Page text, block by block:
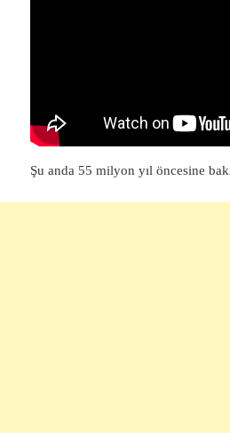
Şu anda 55 milyon yıl öncesine